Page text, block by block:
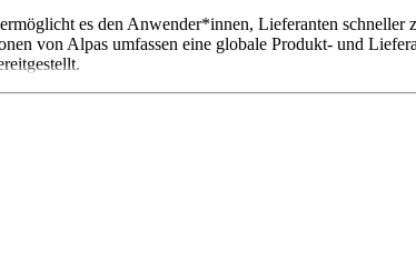
es den Anwender*innen, Lieferanten schneller
von Alpas umfassen eine globale Produkt- und